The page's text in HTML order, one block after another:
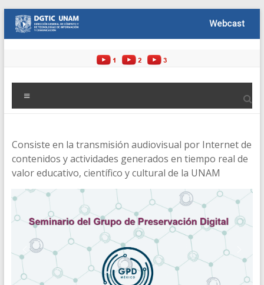
Saltar
contenido
Consiste en la transmisión audiovisual por Internet de
contenidos y actividades generados en tiempo real de
valor educativo, científico y cultural de la UNAM